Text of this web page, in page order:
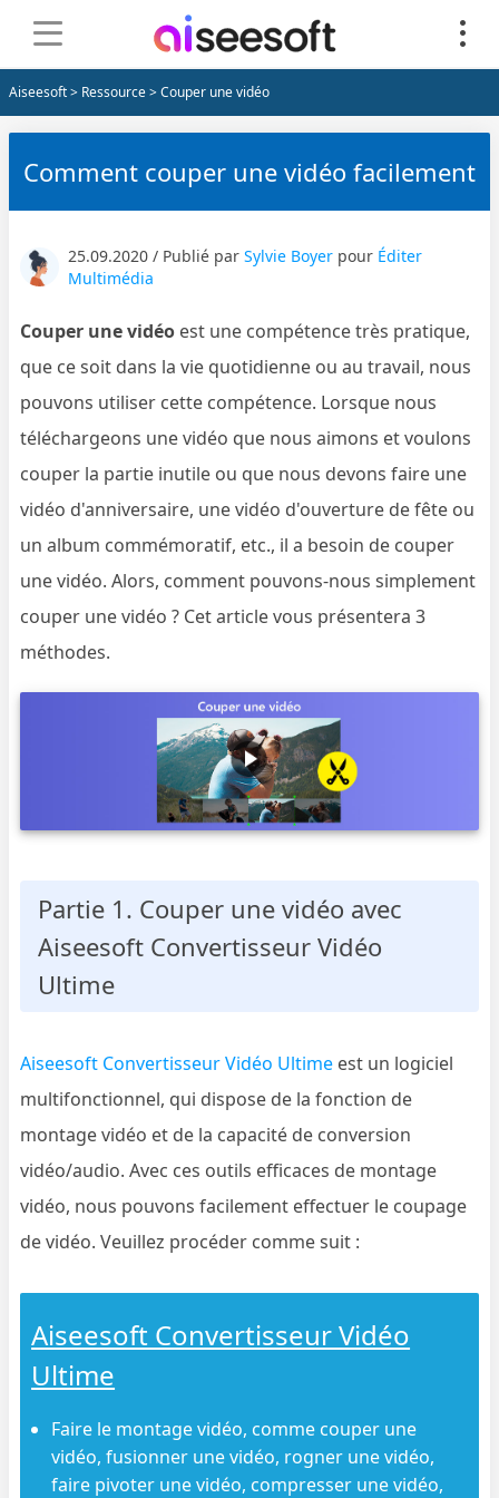
Aiseesoft> Ressource> Couper une vidéo
Comment couper une vidéo facilement
25.09.2020 / Publié parSylvie Boyer pour Éditer
Multimédia
Couper une vidéo est une compétence très pratique,
que ce soit dans la vie quotidienne ou au travail, nous
pouvons utiliser cette compétence. Lorsque nous
téléchargeons une vidéo que nous aimons et voulons
couper la partie inutile ou que nous devons faire une
vidéo d'anniversaire, une vidéo d'ouverture de fête ou
un album commémoratif, etc., il a besoin de couper
une vidéo. Alors, comment pouvons-nous simplement
couper une vidéo ? Cet article vous présentera 3
méthodes.
Partie 1. Couper une vidéo avec
Aiseesoft Convertisseur Vidéo
Ultime
Aiseesoft Convertisseur Vidéo Ultime est un logiciel
multifonctionnel, qui dispose de la fonction de
montage vidéo et de la capacité de conversion
vidéo/audio. Avec ces outils efficaces de montage
vidéo, nous pouvons facilement effectuer le coupage
de vidéo. Veuillez procéder comme suit :
Aiseesoft Convertisseur Vidéo
Ultime
Faire le montage vidéo, comme couper une
vidéo, fusionner une vidéo, rogner une vidéo,
faire pivoter une vidéo, compresser une vidéo,